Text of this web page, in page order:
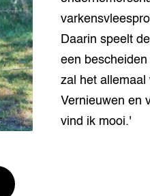
Daarin speelt
een
zal het allemaal
Vernieuwen en
vind ik mooi.'